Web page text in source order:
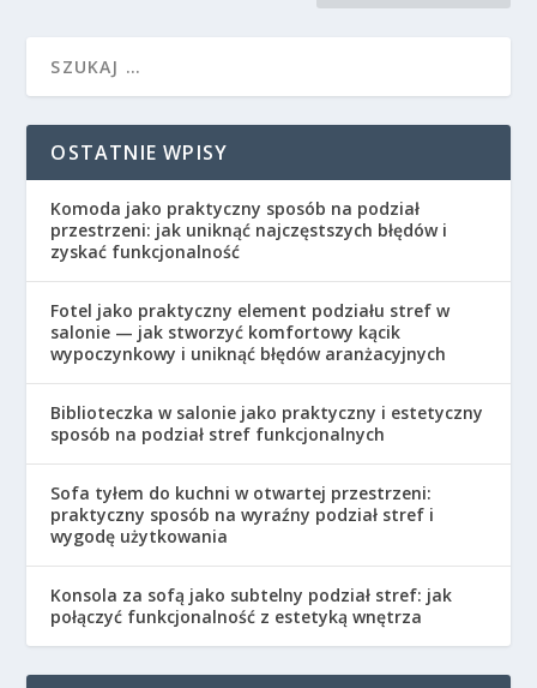
OSTATNIE WPISY
Komoda jako praktyczny sposób na podział
przestrzeni: jak uniknąć najczęstszych błędów i
zyskać funkcjonalność
Fotel jako praktyczny element podziału stref w
salonie — jak stworzyć komfortowy kącik
wypoczynkowy i uniknąć błędów aranżacyjnych
Biblioteczka w salonie jako praktyczny i estetyczny
sposób na podział stref funkcjonalnych
Sofa tyłem do kuchni w otwartej przestrzeni:
praktyczny sposób na wyraźny podział stref i
wygodę użytkowania
Konsola za sofą jako subtelny podział stref: jak
połączyć funkcjonalność z estetyką wnętrza